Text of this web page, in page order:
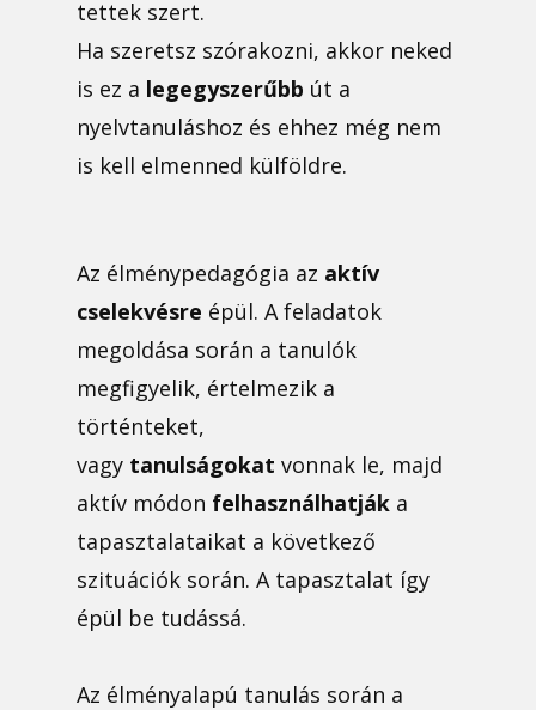
tettek szert.
Ha szeretsz szórakozni, akkor neked
is ez a legegyszerűbb út a
nyelvtanuláshoz és ehhez még nem
is kell elmenned külföldre.
Az élménypedagógia az aktív
cselekvésre épül. A feladatok
megoldása során a tanulók
megfigyelik, értelmezik a
történteket,
vagy tanulságokat vonnak le, majd
aktív módon felhasználhatják a
tapasztalataikat a következő
szituációk során. A tapasztalat így
épül be tudássá.
Az élményalapú tanulás során a